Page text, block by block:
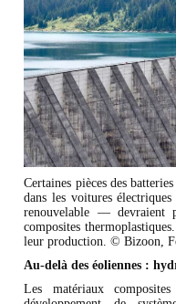
Certaines pièces des
dans les voitures
renouvelable — devraient
composites
leur production. © Bizoon,
Au-delà des éoliennes :
Les matériaux composites